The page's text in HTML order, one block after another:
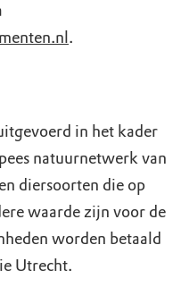
.
in het kader
natuurnetwerk van
diersoorten die op
waarde zijn voor de
worden betaald
Utrecht.